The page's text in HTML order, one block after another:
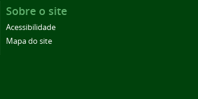
Sobre o site
Acessibilidade
Mapa do site